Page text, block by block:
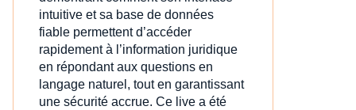
intuitive et sa base de données
fiable permettent d’accéder
rapidement à l’information juridique
en répondant aux questions en
langage naturel, tout en garantissant
une sécurité accrue. Ce live a été